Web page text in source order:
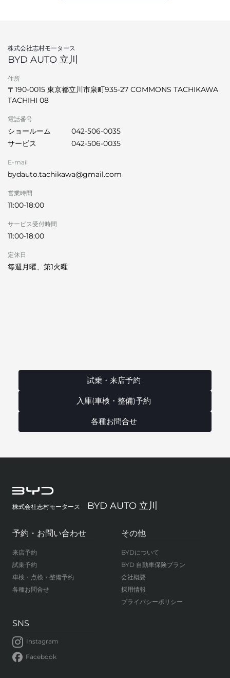
株式会社志村モータース
BYD AUTO 立川
住所
〒190-0015 東京都立川市泉町935-27 COMMONS TACHIKAWA
TACHIHI 08
電話番号
ショールーム
042-506-0035
サービス
042-506-0035
E-mail
bydauto.tachikawa@gmail.com
営業時間
11:00-18:00
サービス受付時間
11:00-18:00
定休日
毎週月曜、第1火曜
試乗・来店予約
入庫(車検・整備)予約
各種お問合せ
株式会社志村モータース BYD AUTO 立川
予約・お問い合わせ
来店予約
試乗予約
車検・点検・整備予約
各種お問合せ
その他
BYDについて
BYD 自動車保険プラン
会社概要
採用情報
プライバシーポリシー
SNS
Instagram
Facebook